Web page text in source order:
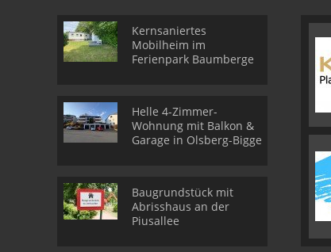
Kernsaniertes
Mobilheim im
Ferienpark Baumberge
Helle 4-Zimmer-
Wohnung mit Balkon &
Garage in Olsberg-Bigge
Baugrundstück mit
Abrisshaus an der
Piusallee